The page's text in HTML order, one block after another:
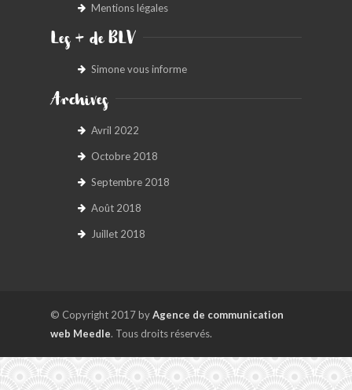
Mentions légales
Les + de BLV
Simone vous informe
Archives
Avril 2022
Octobre 2018
Septembre 2018
Août 2018
Juillet 2018
© Copyright 2017 byAgence de communication
web Meedle. Tous droits réservés.